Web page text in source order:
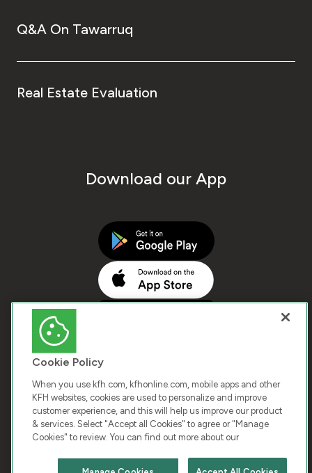
Q&A On Tawarruq
Real Estate Evaluation
Download our App
COPYRIGHT © 2026 KUWAIT FINANCE HOUSE. ALL
RIGHTS RESERVED
Cookie Policy
When you use kfh.com, kfhonline.com, mobile apps and other
KFH websites, cookies are used to personalize and improve
customer experience, and this will help us improve our product
& services. Select "Accept all Cookies" to agree or "Manage
Cookies" to review. You can find out more about our